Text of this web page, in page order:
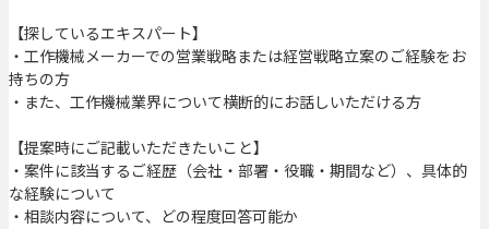
【探しているエキスパート】
・工作機械メーカーでの営業戦略または経営戦略立案のご経験をお
持ちの方
・また、工作機械業界について横断的にお話しいただける方
【提案時にご記載いただきたいこと】
・案件に該当するご経歴（会社・部署・役職・期間など）、具体的
な経験について
・相談内容について、どの程度回答可能か